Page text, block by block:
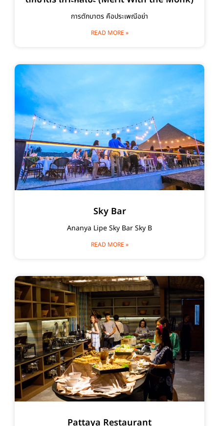
การตักบาตร คือประเพณีอย่า
READ MORE »
Sky Bar
Ananya Lipe Sky Bar Sky B
READ MORE »
Pattaya Restaurant